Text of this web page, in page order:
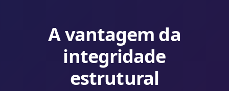
A vantagem da
integridade
estrutural